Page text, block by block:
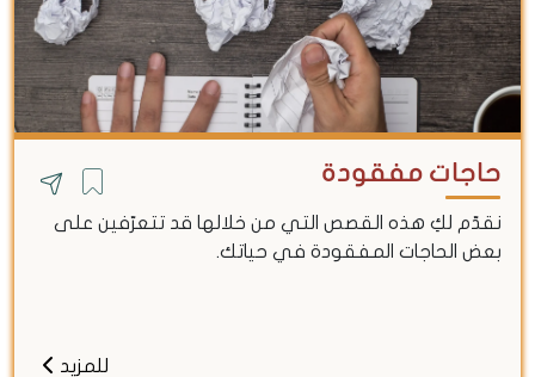
حاجات مفقودة
نقدّم لكِ هذه القصص التي من خلالها قد تتعرّفين على
بعض الحاجات المفقودة في حياتك.
للمزيد